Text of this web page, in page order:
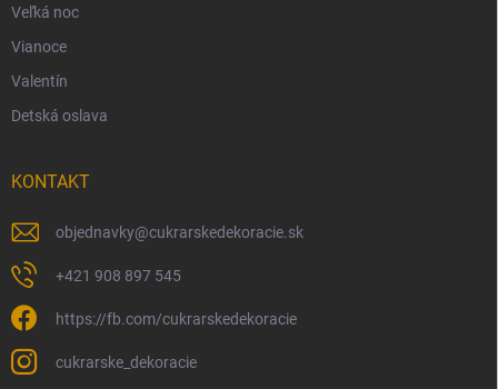
Veľká noc
Vianoce
Valentín
Detská oslava
KONTAKT
objednavky@cukrarskedekoracie.sk
+421 908 897 545
https://fb.com/cukrarskedekoracie
cukrarske_dekoracie